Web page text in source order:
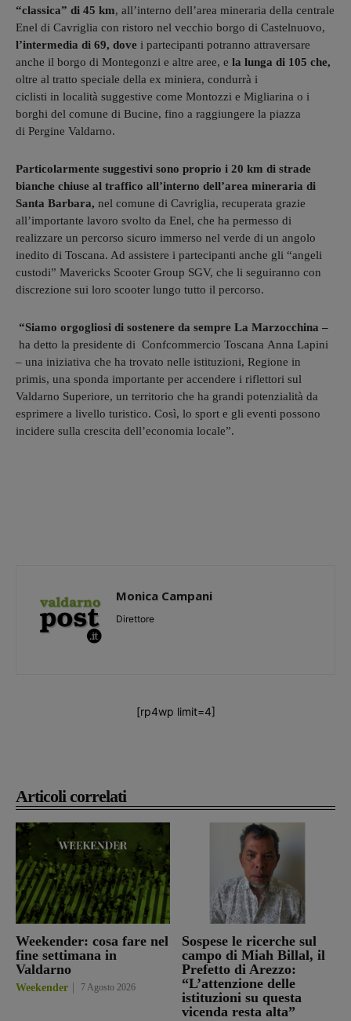
Articoli correlati
Weekender: cosa fare nel
fine settimana in
Valdarno
Weekender 7 Agosto 2026
Sospese le ricerche sul
campo di Miah Billal, il
Prefetto di Arezzo:
“L’attenzione delle
istituzioni su questa
vicenda resta alta”
“classica” di 45 km, all’interno dell’area mineraria della centrale
Enel di Cavriglia con ristoro nel vecchio borgo di Castelnuovo,
l’intermedia di 69, dove i partecipanti potranno attraversare
anche il borgo di Montegonzi e altre aree, e la lunga di 105 che,
oltre al tratto speciale della ex miniera, condurrà i
ciclisti in località suggestive come Montozzi e Migliarina o i
borghi del comune di Bucine, fino a raggiungere la piazza
di Pergine Valdarno.
Particolarmente suggestivi sono proprio i 20 km di strade
bianche chiuse al traffico all’interno dell’area mineraria di
Santa Barbara, nel comune di Cavriglia, recuperata grazie
all’importante lavoro svolto da Enel, che ha permesso di
realizzare un percorso sicuro immerso nel verde di un angolo
inedito di Toscana. Ad assistere i partecipanti anche gli “angeli
custodi” Mavericks Scooter Group SGV, che li seguiranno con
discrezione sui loro scooter lungo tutto il percorso.
“Siamo orgogliosi di sostenere da sempre La Marzocchina –
ha detto la presidente di Confcommercio Toscana Anna Lapini
– una iniziativa che ha trovato nelle istituzioni, Regione in
primis, una sponda importante per accendere i riflettori sul
Valdarno Superiore, un territorio che ha grandi potenzialità da
esprimere a livello turistico. Così, lo sport e gli eventi possono
incidere sulla crescita dell’economia locale”.
Monica Campani
Direttore
[rp4wp limit=4]